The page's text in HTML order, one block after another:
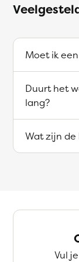
Moet ik
Duurt het
lang?
Wat zijn de
Vul